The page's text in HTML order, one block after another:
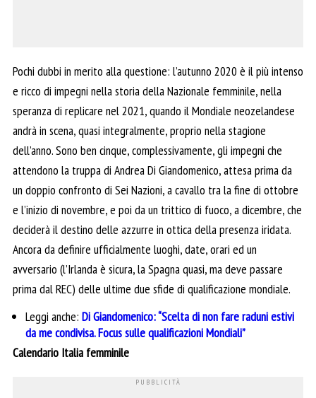
Pochi dubbi in merito alla questione: l’autunno 2020 è il più intenso
e ricco di impegni nella storia della Nazionale femminile, nella
speranza di replicare nel 2021, quando il Mondiale neozelandese
andrà in scena, quasi integralmente, proprio nella stagione
dell’anno. Sono ben cinque, complessivamente, gli impegni che
attendono la truppa di Andrea Di Giandomenico, attesa prima da
un doppio confronto di Sei Nazioni, a cavallo tra la fine di ottobre
e l’inizio di novembre, e poi da un trittico di fuoco, a dicembre, che
deciderà il destino delle azzurre in ottica della presenza iridata.
Ancora da definire ufficialmente luoghi, date, orari ed un
avversario (l’Irlanda è sicura, la Spagna quasi, ma deve passare
prima dal REC) delle ultime due sfide di qualificazione mondiale.
Leggi anche: Di Giandomenico: “Scelta di non fare raduni estivi
da me condivisa. Focus sulle qualificazioni Mondiali”
Calendario Italia femminile